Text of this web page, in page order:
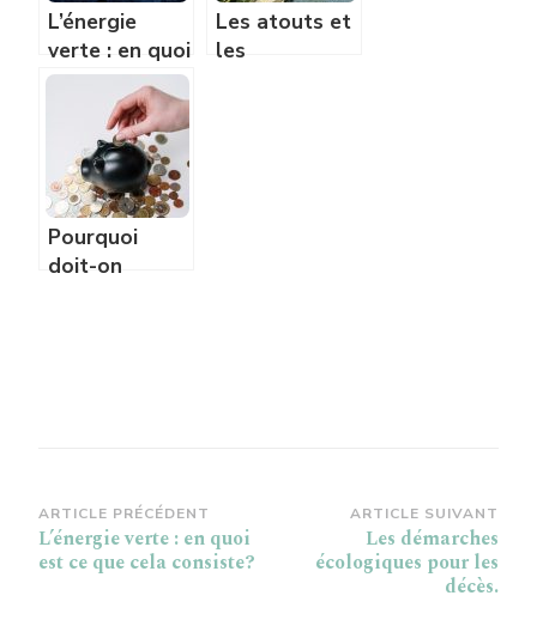
L’énergie
verte : en quoi
est ce que
cela consiste?
Les atouts et
les
Pourquoi
doit-on
Navigation
d’article
ARTICLE PRÉCÉDENT
L’énergie verte : en quoi
est ce que cela consiste?
ARTICLE SUIVANT
Les démarches
écologiques pour les
décès.